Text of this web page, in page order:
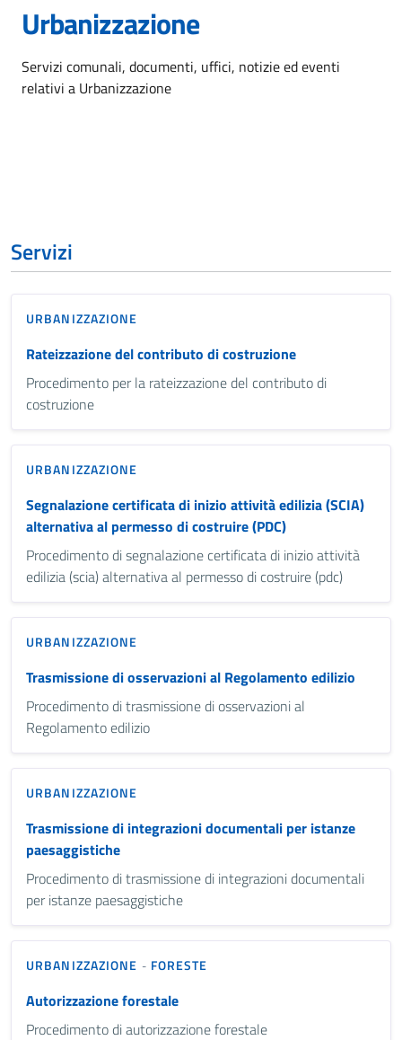
Urbanizzazione
Dettagli dell'argomento
Servizi comunali, documenti, uffici, notizie ed eventi
relativi a Urbanizzazione
Servizi
URBANIZZAZIONE
Rateizzazione del contributo di costruzione
Procedimento per la rateizzazione del contributo di
costruzione
URBANIZZAZIONE
Segnalazione certificata di inizio attività edilizia (SCIA)
alternativa al permesso di costruire (PDC)
Procedimento di segnalazione certificata di inizio attività
edilizia (scia) alternativa al permesso di costruire (pdc)
URBANIZZAZIONE
Trasmissione di osservazioni al Regolamento edilizio
Procedimento di trasmissione di osservazioni al
Regolamento edilizio
URBANIZZAZIONE
Trasmissione di integrazioni documentali per istanze
paesaggistiche
Procedimento di trasmissione di integrazioni documentali
per istanze paesaggistiche
URBANIZZAZIONE - FORESTE
Autorizzazione forestale
Procedimento di autorizzazione forestale